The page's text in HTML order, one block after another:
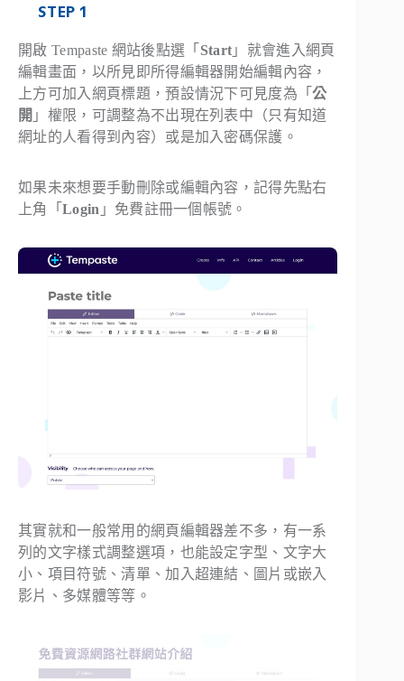
STEP 1
開啟 Tempaste 網站後點選「 Start 」就會進入網頁
編輯畫面，以所見即所得編輯器開始編輯內容，
上方可加入網頁標題，預設情況下可見度為「公
開 」權限，可調整為不出現在列表中（只有知道
網址的人看得到內容）或是加入密碼保護。
如果未來想要手動刪除或編輯內容，記得先點右
上角「 Login 」免費註冊一個帳號。
其實就和一般常用的網頁編輯器差不多，有一系
列的文字樣式調整選項，也能設定字型、文字大
小、項目符號、清單、加入超連結、圖片或嵌入
影片、多媒體等等。